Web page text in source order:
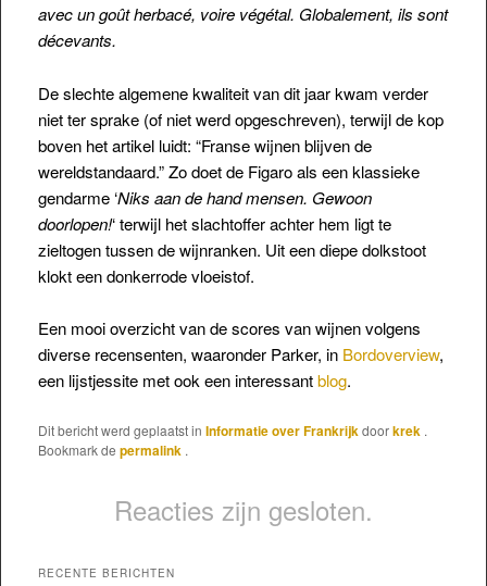
avec un goût herbacé, voire végétal. Globalement, ils sont
décevants.
De slechte algemene kwaliteit van dit jaar kwam verder
niet ter sprake (of niet werd opgeschreven), terwijl de kop
boven het artikel luidt: “Franse wijnen blijven de
wereldstandaard.” Zo doet de Figaro als een klassieke
gendarme ‘Niks aan de hand mensen. Gewoon
doorlopen!‘ terwijl het slachtoffer achter hem ligt te
zieltogen tussen de wijnranken. Uit een diepe dolkstoot
klokt een donkerrode vloeistof.
Een mooi overzicht van de scores van wijnen volgens
diverse recensenten, waaronder Parker, in Bordoverview,
een lijstjessite met ook een interessantblog.
Dit bericht werd geplaatst in Informatie over Frankrijkdoorkrek .
Bookmark de permalink .
Reacties zijn gesloten.
RECENTE BERICHTEN